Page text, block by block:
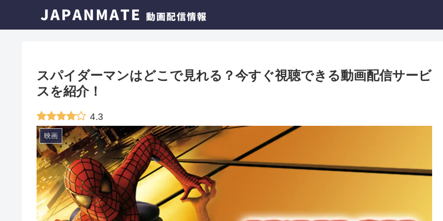
スパイダーマンはどこで見れる？今すぐ視聴できる動画配信サービ
スを紹介！
4.3
映画